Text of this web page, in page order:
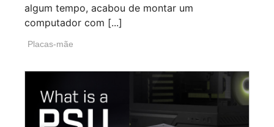
algum tempo, acabou de montar um
computador com [...]
Placas-mãe